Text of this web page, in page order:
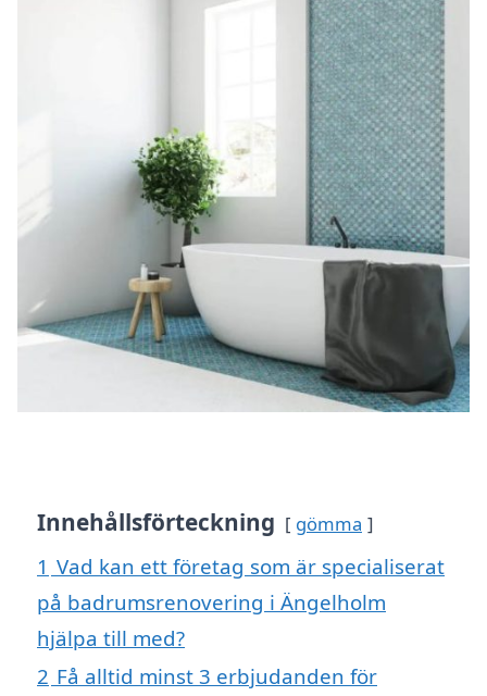
Innehållsförteckning gömma
1 Vad kan ett företag som är specialiserat
på badrumsrenovering i Ängelholm
hjälpa till med?
2 Få alltid minst 3 erbjudanden för